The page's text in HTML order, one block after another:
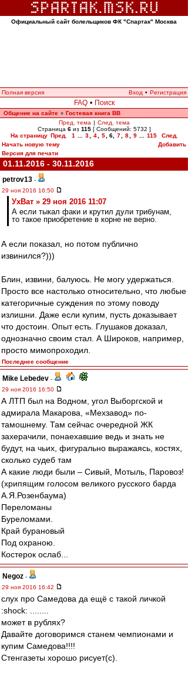
Официальный сайт болельщиков ФК "Спартак" Москва
Полная версия Вход • Регистрация
FAQ • Поиск
Общение на сайте » Гостевая книга ВВ
Пред. тема | След. тема
Страница 6из 115[ Сообщений: 5732 ]
На страницу Пред. 1 3 4 5 6, 7 8 9 115
След.
Начать новую тему
Добавить
Версия для печати
01.11.2016 - 30.11.2016
petrov13 -
29 ноя 2016 16:50
УхВат » 29 ноя 2016 11:07
А если тыкал факи и крутил дули трибунам,
то такое приобретение в корне не верно.
А если показал, но потом публично
извинился?)))
Блин, извини, балуюсь. Не могу удержаться.
Просто все настолько относительно, что любые
категоричные суждения по этому поводу
излишни. Даже если купим, пусть доказывает
что достоин. Опыт есть. Глушаков доказал,
однозначно своим стал. А Широков, например,
просто мимопроходил.
Последнее сообщение
Mike Lebedev -
29 ноя 2016 16:50
А ЛТП был на Водном, угол Выборгской и
адмирала Макарова, «Мехзавод» по-
тамошнему. Там сейчас очередной ЖК
захерачили, понаехавшие ведь и знать не
будут, на чьих, фигурально выражаясь, костях,
сколько судеб там
А какие люди были – Сивый, Мотыль, Паровоз!
(хрипящим голосом великого русского барда
А.Я.Розенбаума)
Переломаны
Буреломами.
Край бурановый
Под охраною.
Костерок ослаб...
Negoz -
29 ноя 2016 16:42
слух про Самедова да ещё с такой личкой
:shock: ........
может в рублях?
Давайте договоримся станем чемпионами и
купим Самедова!!!!
Стенгазеты хорошо рисует(с).